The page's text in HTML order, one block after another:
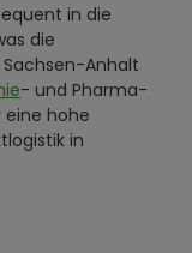
in die
die
Sachsen-Anhalt
- und Pharma-
hohe
in